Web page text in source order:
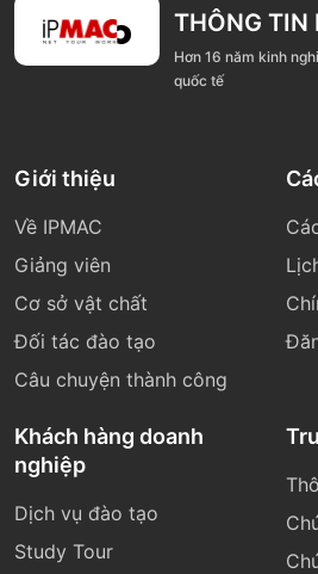
THÔNG TIN
Hơn 16 năm kinh
quốc tế
Giới thiệu
Về IPMAC
Giảng viên
Cơ sở vật chất
Đối tác đào tạo
Câu chuyện thành công
Khách hàng doanh
nghiệp
Dịch vụ đào tạo
Study Tour